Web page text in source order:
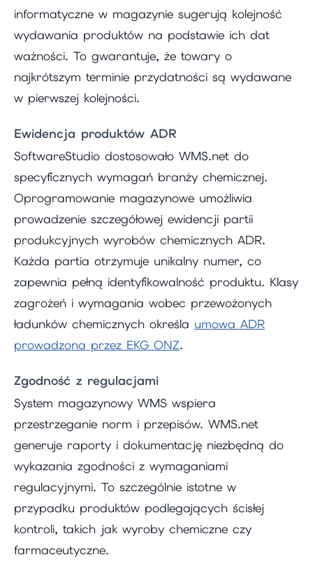
informatyczne w magazynie sugerują kolejność
wydawania produktów na podstawie ich dat
ważności. To gwarantuje, że towary o
najkrótszym terminie przydatności są wydawane
w pierwszej kolejności.
Ewidencja produktów ADR
SoftwareStudio dostosowało WMS.net do
specyficznych wymagań branży chemicznej.
Oprogramowanie magazynowe umożliwia
prowadzenie szczegółowej ewidencji partii
produkcyjnych wyrobów chemicznych ADR.
Każda partia otrzymuje unikalny numer, co
zapewnia pełną identyfikowalność produktu. Klasy
zagrożeń i wymagania wobec przewożonych
ładunków chemicznych określa umowa ADR
prowadzona przez EKG ONZ.
Zgodność z regulacjami
System magazynowy WMS wspiera
przestrzeganie norm i przepisów. WMS.net
generuje raporty i dokumentację niezbędną do
wykazania zgodności z wymaganiami
regulacyjnymi. To szczególnie istotne w
przypadku produktów podlegających ścisłej
kontroli, takich jak wyroby chemiczne czy
farmaceutyczne.